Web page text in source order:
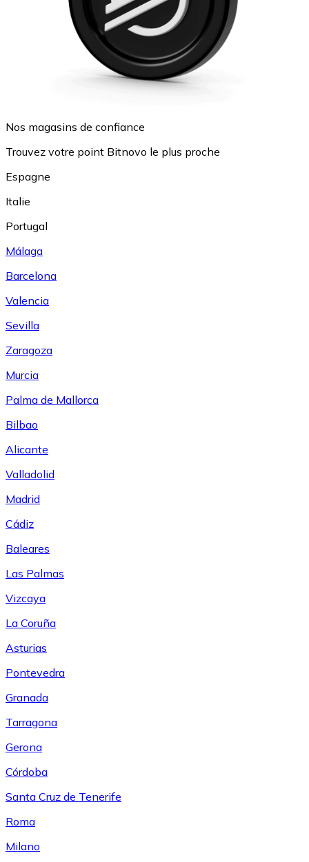
Nos magasins de confiance
Trouvez votre point Bitnovo le plus proche
Espagne
Italie
Portugal
Málaga
Barcelona
Valencia
Sevilla
Zaragoza
Murcia
Palma de Mallorca
Bilbao
Alicante
Valladolid
Madrid
Cádiz
Baleares
Las Palmas
Vizcaya
La Coruña
Asturias
Pontevedra
Granada
Tarragona
Gerona
Córdoba
Santa Cruz de Tenerife
Roma
Milano